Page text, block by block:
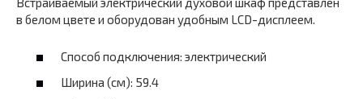
в белом цвете и оборудован удобным LCD-дисплеем.
Способ подключения: электрический
Ширина (см): 59.4